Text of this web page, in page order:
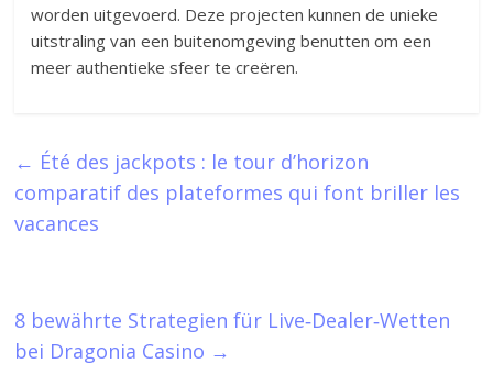
worden uitgevoerd. Deze projecten kunnen de unieke
uitstraling van een buitenomgeving benutten om een
meer authentieke sfeer te creëren.
← Été des jackpots : le tour d’horizon
comparatif des plateformes qui font briller les
vacances
8 bewährte Strategien für Live‑Dealer‑Wetten
bei Dragonia Casino →